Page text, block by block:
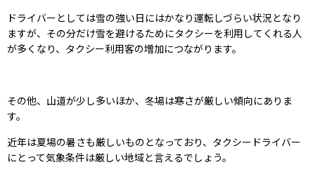
ドライバーとしては雪の強い日にはかなり運転しづらい状況となり
ますが、その分だけ雪を避けるためにタクシーを利用してくれる人
が多くなり、タクシー利用客の増加につながります。
その他、山道が少し多いほか、冬場は寒さが厳しい傾向にありま
す。
近年は夏場の暑さも厳しいものとなっており、タクシードライバー
にとって気象条件は厳しい地域と言えるでしょう。